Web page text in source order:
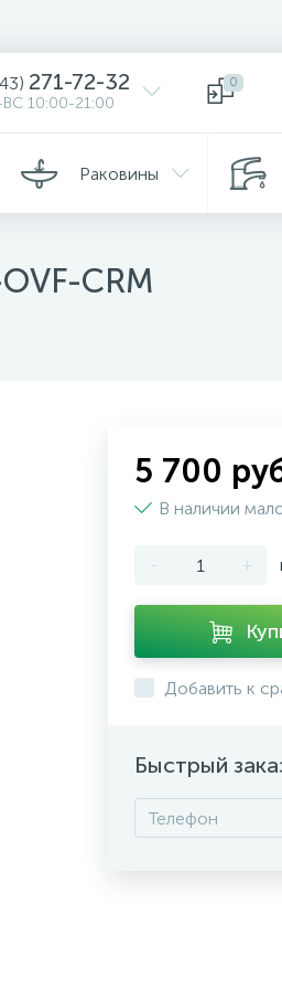
271-72-32
10:00-21:00
0
Раковины
CRM
5 700
В наличии
- +
Добавить к
Быстрый
+7